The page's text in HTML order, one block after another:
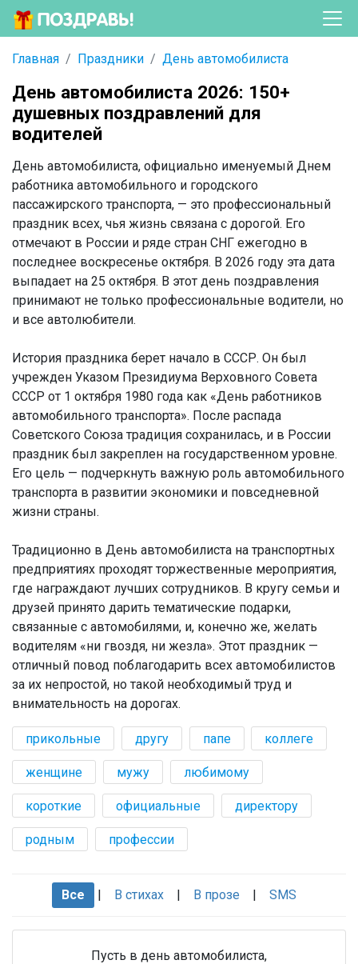
Главная Праздники День автомобилиста
День автомобилиста 2026: 150+
душевных поздравлений для
водителей
День автомобилиста, официально именуемый Днем
работника автомобильного и городского
пассажирского транспорта, — это профессиональный
праздник всех, чья жизнь связана с дорогой. Его
отмечают в России и ряде стран СНГ ежегодно в
последнее воскресенье октября. В 2026 году эта дата
выпадает на 25 октября. В этот день поздравления
принимают не только профессиональные водители, но
и все автолюбители.
История праздника берет начало в СССР. Он был
учрежден Указом Президиума Верховного Совета
СССР от 1 октября 1980 года как «День работников
автомобильного транспорта». После распада
Советского Союза традиция сохранилась, и в России
праздник был закреплен на государственном уровне.
Его цель — подчеркнуть важную роль автомобильного
транспорта в развитии экономики и повседневной
жизни страны.
Традиционно в День автомобилиста на транспортных
предприятиях проходят торжественные мероприятия,
где награждают лучших сотрудников. В кругу семьи и
друзей принято дарить тематические подарки,
связанные с автомобилями, и, конечно же, желать
водителям «ни гвоздя, ни жезла». Этот праздник —
отличный повод поблагодарить всех автомобилистов
за их непростой, но такой необходимый труд и
внимательность на дорогах.
прикольные другу папе коллеге
женщине мужу любимому
короткие официальные директору
родным профессии
Все | В стихах | В прозе | SMS
Пусть в день автомобилиста,